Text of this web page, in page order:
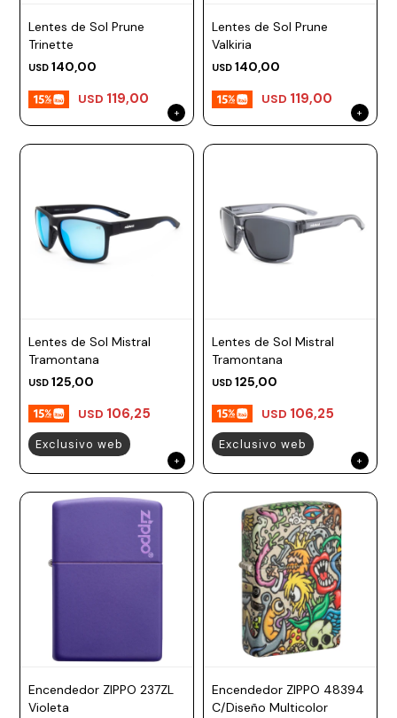
Lentes de Sol Prune
Trinette
USD 140,00
USD 119,00
Lentes de Sol Prune
Valkiria
USD 140,00
USD 119,00
Lentes de Sol Mistral
Tramontana
USD 125,00
USD 106,25
Exclusivo web
Lentes de Sol Mistral
Tramontana
USD 125,00
USD 106,25
Exclusivo web
Encendedor ZIPPO 237ZL
Violeta
Encendedor ZIPPO 48394
C/Diseño Multicolor